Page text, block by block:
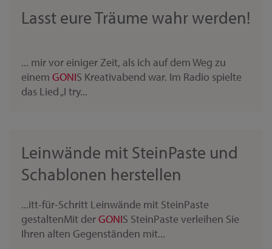
Lasst eure Träume wahr werden!
... mir vor einiger Zeit, als ich auf dem Weg zu
einem GONIS Kreativabend war. Im Radio spielte
das Lied „I try...
Leinwände mit SteinPaste und
Schablonen herstellen
...itt-für-Schritt Leinwände mit SteinPaste
gestaltenMit derGONIS SteinPaste verleihen Sie
Ihren alten Gegenständen mit...